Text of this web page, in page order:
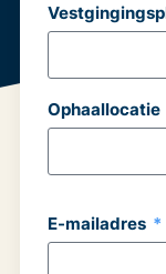
Ophaallocatie
E-mailadres